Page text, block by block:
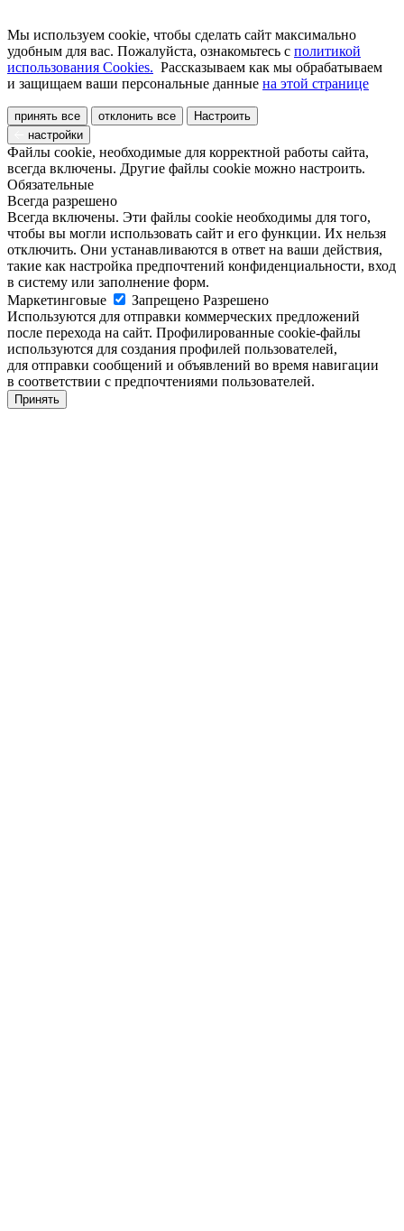
Мы используем cookie, чтобы сделать сайт максимально
удобным для вас. Пожалуйста, ознакомьтесь с политикой
использования Cookies. Рассказываем как мы обрабатываем
и защищаем ваши персональные данные на этой странице
принять все отклонить все
Настроить
настройки
Файлы cookie, необходимые для корректной работы сайта,
всегда включены. Другие файлы cookie можно настроить.
Обязательные
Всегда разрешено
Всегда включены. Эти файлы cookie необходимы для того,
чтобы вы могли использовать сайт и его функции. Их нельзя
отключить. Они устанавливаются в ответ на ваши действия,
такие как настройка предпочтений конфиденциальности, вход
в систему или заполнение форм.
Маркетинговые
Запрещено Разрешено
Используются для отправки коммерческих предложений
после перехода на сайт. Профилированные cookie-файлы
используются для создания профилей пользователей,
для отправки сообщений и объявлений во время навигации
в соответствии с предпочтениями пользователей.
Принять